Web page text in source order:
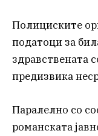
Полициските
податоци за
здравствената
предизвика
Паралелно со
романската